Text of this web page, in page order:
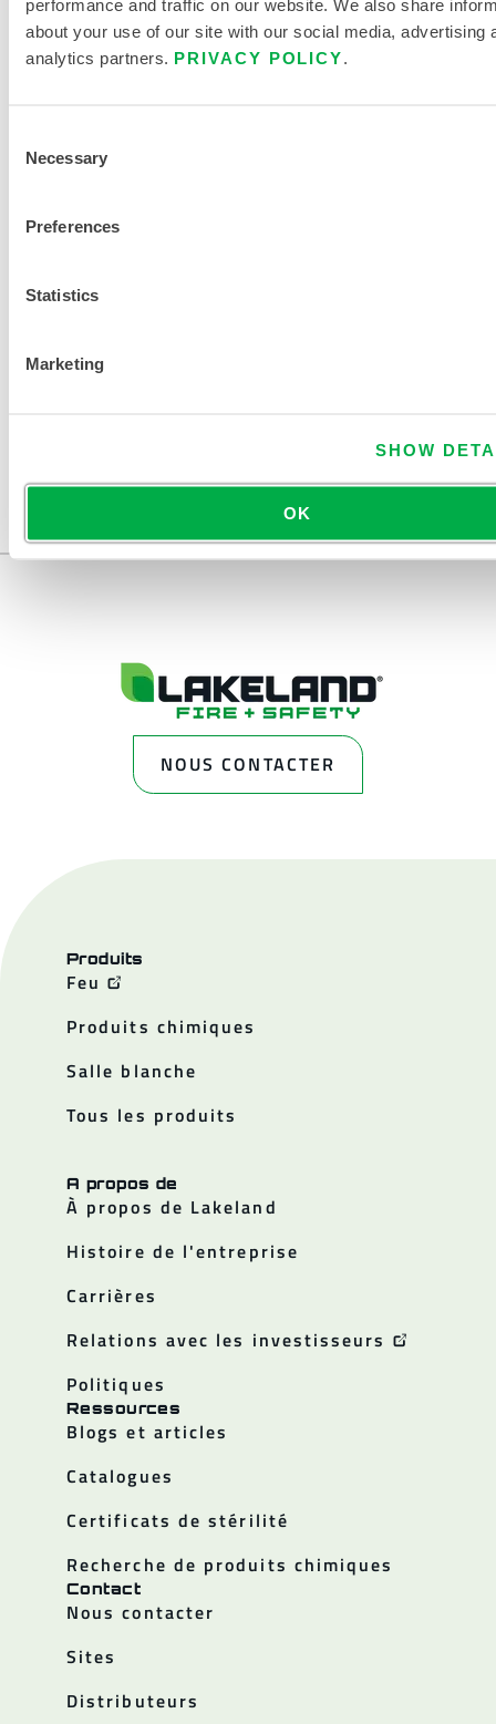
performance and traffic on our website. We also share
about your use of our site with our social media, advertising
analytics partners. PRIVACY POLICY.
Selection
Necessary
Preferences
Statistics
Marketing
SHOW
OK
a
NOUS CONTACTER
Produits
Feu
Produits chimiques
Salle blanche
Tous les produits
A propos de
À propos de Lakeland
Histoire de l'entreprise
Carrières
Relations avec les investisseurs
Politiques
Ressources
Blogs et articles
Catalogues
Certificats de stérilité
Recherche de produits chimiques
Contact
Nous contacter
Sites
Distributeurs